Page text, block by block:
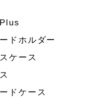
ドホルダー
ケース
ドケース